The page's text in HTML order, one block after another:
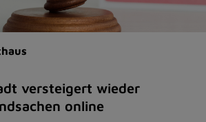
versteigert wieder
online